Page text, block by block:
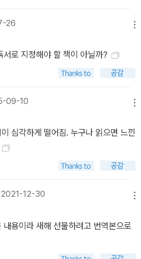
성장, 노동 현장의 능률과 성취도와
있을까? 명료하면서 흥미진진하고
수면과 잠에 관한 독자의 이해와 인
은 3분의 2를 가장 효율적이고 완벽하
26
서로 지정해야 할 책이 아닐까?
09-10
심각하게 떨어짐. 누구나 읽으면 느낀
2021-12-30
용이라 새해 선물하려고 번역본으로